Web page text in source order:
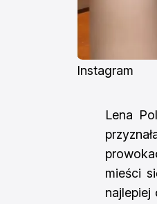
Instagram
Lena
mieści